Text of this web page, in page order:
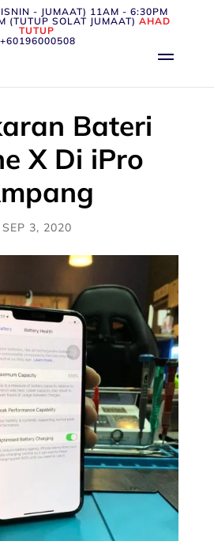
- JUMAAT) 11AM - 6:30PM
(TUTUP SOLAT JUMAAT) AHAD
TUTUP
+60196000508
Bateri
X Di iPro
SEP 3, 2020